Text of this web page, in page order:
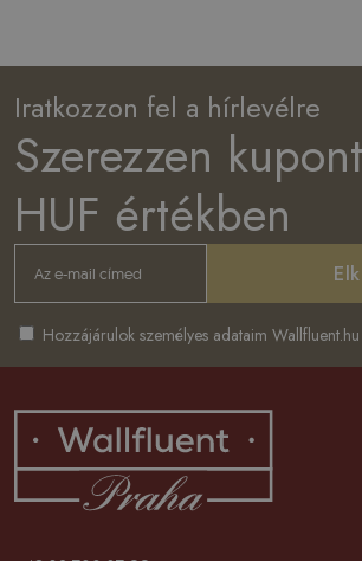
Iratkozzon fel a hírlevélre
Szerezzen
HUF értékben
Hozzájárulok személyes adataim